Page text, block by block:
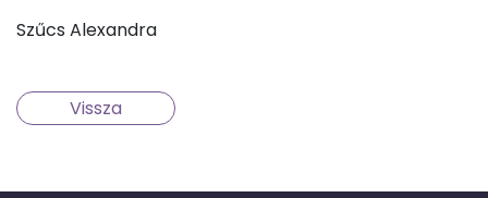
Szűcs Alexandra
Vissza